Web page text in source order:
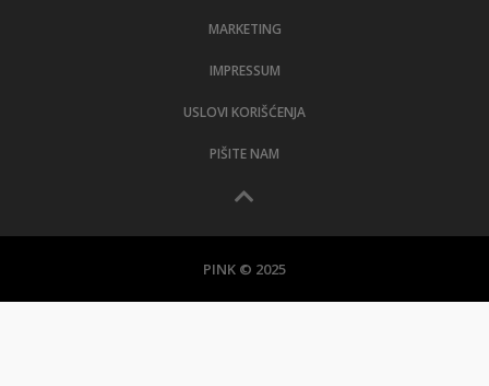
MARKETING
IMPRESSUM
USLOVI KORIŠĆENJA
PIŠITE NAM
PINK © 2025